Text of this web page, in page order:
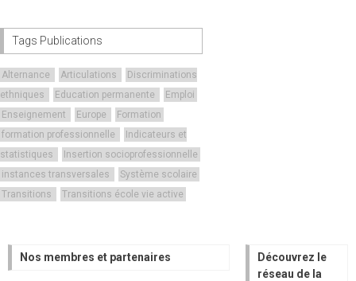
Tags Publications
Alternance Articulations
Discriminations
ethniques
Education permanente
Emploi
Enseignement
Europe
Formation
formation professionnelle
Indicateurs et
statistiques
Insertion socioprofessionnelle
instances transversales
Système scolaire
Transitions
Transitions école vie active
Nos membres et partenaires
Découvrez le
réseau de la